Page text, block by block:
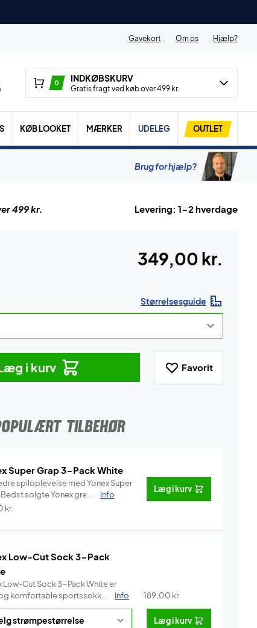
Gavekort Om os Hjælp?
0 INDKØBSKURV
Gratis fragt ved køb over 499 kr.
KØB LOOKET MÆRKER UDELEG OUTLET
Brug for hjælp?
499 kr. Levering: 1-2 hverdage
349,00 kr.
Størrelsesguide
i kurv Favorit
TILBEHØR
Super Grap 3-Pack White
spiloplevelse med Yonex Super
solgte Yonex gre...
Info
kr.
Læg i kurv
Low-Cut Sock 3-Pack
Low-Cut Sock 3-Pack White er
komfortable sportssokk...
Info 189,00 kr.
Læg i kurv